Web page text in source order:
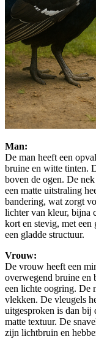
Man:
De man heeft een
bruine en witte tinten.
boven de ogen. De
een matte uitstraling
bandering, wat zorgt
lichter van kleur, bijna
kort en stevig, met
een gladde structuur.
Vrouw:
De vrouw heeft een
overwegend bruine en
een lichte oogring. De
vlekken. De vleugels
uitgesproken is dan bij
matte textuur. De
zijn lichtbruin en